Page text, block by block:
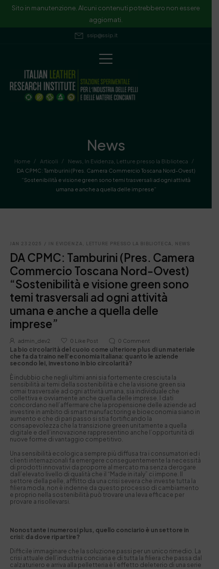
Sito in manutenzione. Alcuni contenuti potrebbero non essere
aggiornati.
ssip@ssip.it
News
Home / Articoli / News In Evidenza Letture presso la Biblioteca
/
DA CPMC: Tamburini (Pres. Camera Commercio Toscana Nord-Ovest)
“Sostenibilità e visione green sono temi trasversali ad ogni attività
umana e anche a quella delle imprese”
JAN 23 2025 / IN EVIDENZA, LETTURE PRESSO LA BIBLIOTECA, NEWS
DA CPMC: Tamburini (Pres. Camera
Commercio Toscana Nord-Ovest)
“Sostenibilità e visione green sono
temi trasversali ad ogni attività
umana e anche a quella delle
imprese”
admin_dev2 0 Like Post 0 Comment
La bio circolarità del cuoio come ulteriore plus di un materiale
che fa da traino nell’economia italiana: quanto le aziende
secondo lei, investono in bio circolarità?
È indubbio che negli ultimi anni sia fortemente cresciuta la
sensibilità ai temi della sostenibilità e che la visione green sia
ormai trasversale ad ogni attività umana, sia individuale che
collettiva e ovviamente anche quella delle imprese. I dati
concordano nell’affermare che la propensione delle aziende ad
investire in ambito di smart manufactoring e bioeconomia siano in
aumento e che di pari passo si stia fortificando la
consapevolezza che la transizione green unitamente a quella
digitale e dell’innovazione rappresentino anche l’opportunità di
nuove forme di vantaggio competitivo.
Una sensibilità ecologica sempre più diffusa tra i consumatori ed i
clienti internazionali fa emergere conseguentemente la necessità
di prodotti innovativi da proporre al mercato ma senza derogare
dall’elevato livello di qualità che il “Made in italy” ci impone. Il
settore della pelle, afflitto da una crisi severa che investe tutta la
filiera moda, non è indenne da questo processo di cambiamento
e proprio nella sostenibilità può trovare una leva efficace per
provare a risollevarsi.
Nonostante i numerosi plus, quello conciario è un settore in
crisi: da dove ripartire?
Difficile immaginare che la soluzione passi per un unico rimedio. La
crisi attuale dell’industria conciaria e di tutta la filiera che passa dal
calzaturiero e arriva alla pelletteria è l’effetto deleterio di una serie